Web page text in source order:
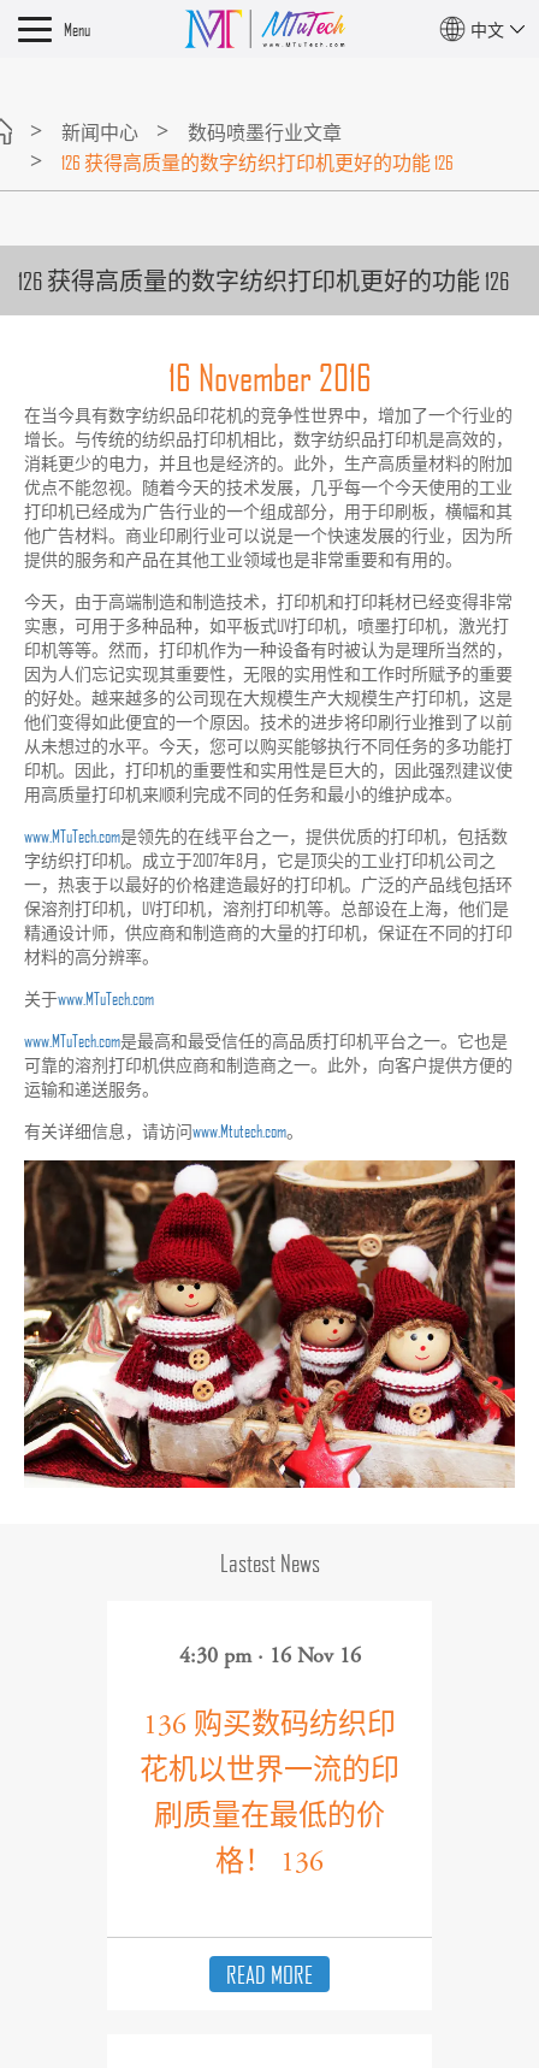
Menu 中文
新闻中心
数码喷墨行业文章
126 获得高质量的数字纺织打印机更好的功能 126
126 获得高质量的数字纺织打印机更好的功能 126
16 November 2016
在当今具有数字纺织品印花机的竞争性世界中，增加了一个行业的
增长。与传统的纺织品打印机相比，数字纺织品打印机是高效的，
消耗更少的电力，并且也是经济的。此外，生产高质量材料的附加
优点不能忽视。随着今天的技术发展，几乎每一个今天使用的工业
打印机已经成为广告行业的一个组成部分，用于印刷板，横幅和其
他广告材料。商业印刷行业可以说是一个快速发展的行业，因为所
提供的服务和产品在其他工业领域也是非常重要和有用的。
今天，由于高端制造和制造技术，打印机和打印耗材已经变得非常
实惠，可用于多种品种，如平板式UV打印机，喷墨打印机，激光打
印机等等。然而，打印机作为一种设备有时被认为是理所当然的，
因为人们忘记实现其重要性，无限的实用性和工作时所赋予的重要
的好处。越来越多的公司现在大规模生产大规模生产打印机，这是
他们变得如此便宜的一个原因。技术的进步将印刷行业推到了以前
从未想过的水平。今天，您可以购买能够执行不同任务的多功能打
印机。因此，打印机的重要性和实用性是巨大的，因此强烈建议使
用高质量打印机来顺利完成不同的任务和最小的维护成本。
www.MTuTech.com是领先的在线平台之一，提供优质的打印机，包括数
字纺织打印机。成立于2007年8月，它是顶尖的工业打印机公司之
一，热衷于以最好的价格建造最好的打印机。广泛的产品线包括环
保溶剂打印机，UV打印机，溶剂打印机等。总部设在上海，他们是
精通设计师，供应商和制造商的大量的打印机，保证在不同的打印
材料的高分辨率。
关于www.MTuTech.com
www.MTuTech.com是最高和最受信任的高品质打印机平台之一。它也是
可靠的溶剂打印机供应商和制造商之一。此外，向客户提供方便的
运输和递送服务。
有关详细信息，请访问www.Mtutech.com。
Lastest News
4:30 pm · 16 Nov 16
136 购买数码纺织印
花机以世界一流的印
刷质量在最低的价
格！ 136
READ MORE